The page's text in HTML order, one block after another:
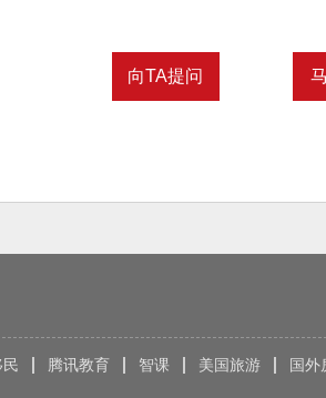
向TA提问
腾讯教育 智课 美国旅游 国外